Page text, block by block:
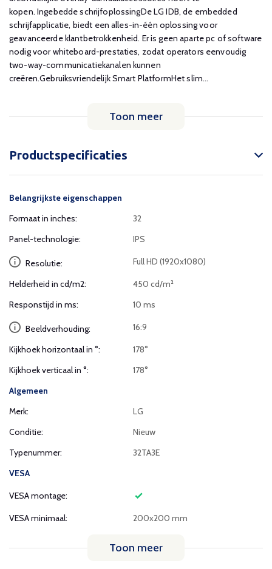
kopen. Ingebedde schrijfoplossingDe LG IDB, de embedded
schrijfapplicatie, biedt een alles-in-één oplossing voor
geavanceerde klantbetrokkenheid. Er is geen aparte pc of software
nodig voor whiteboard-prestaties, zodat operators eenvoudig
two-way-communicatiekanalen kunnen
creëren.Gebruiksvriendelijk Smart PlatformHet slim...
Toon meer
Productspecificaties
Belangrijkste eigenschappen
Formaat in inches:
32
Panel-technologie:
IPS
Resolutie: Full HD (1920x1080)
Helderheid in cd/m2:
450 cd/m²
Responstijd in ms:
10 ms
Beeldverhouding: 16:9
Kijkhoek horizontaal in °:
178°
Kijkhoek verticaal in °:
178°
Algemeen
Merk:
LG
Conditie:
Nieuw
Typenummer:
32TA3E
VESA
VESA montage:
VESA minimaal: 200x200 mm
Toon meer